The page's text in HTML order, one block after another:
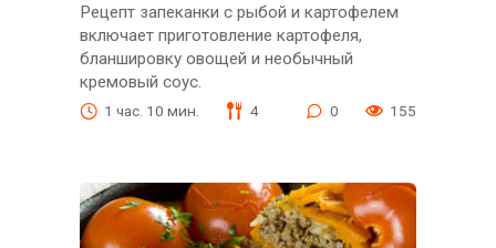
Рецепт запеканки с рыбой и картофелем
включает приготовление картофеля,
бланшировку овощей и необычный
кремовый соус.
1 час. 10 мин. 4 0 155